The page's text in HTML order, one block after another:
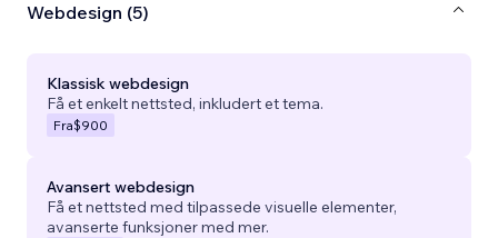
Webdesign (5)
Klassisk webdesign
Få et enkelt nettsted, inkludert et tema.
Fra$900
Avansert webdesign
Få et nettsted med tilpassede visuelle elementer,
avanserte funksjoner med mer.